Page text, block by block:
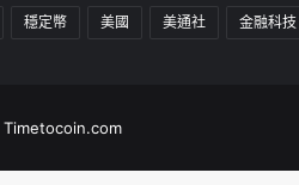
穩定幣 美國 美通社 金融科技